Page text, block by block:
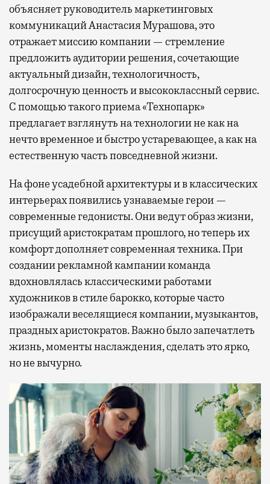
объясняет руководитель маркетинговых
коммуникаций Анастасия Мурашова, это
отражает миссию компании — стремление
предложить аудитории решения, сочетающие
актуальный дизайн, технологичность,
долгосрочную ценность и высококлассный сервис.
С помощью такого приема «Технопарк»
предлагает взглянуть на технологии не как на
нечто временное и быстро устаревающее, а как на
естественную часть повседневной жизни.
На фоне усадебной архитектуры и в классических
интерьерах появились узнаваемые герои —
современные гедонисты. Они ведут образ жизни,
присущий аристократам прошлого, но теперь их
комфорт дополняет современная техника. При
создании рекламной кампании команда
вдохновлялась классическими работами
художников в стиле барокко, которые часто
изображали веселящиеся компании, музыкантов,
праздных аристократов. Важно было запечатлеть
жизнь, моменты наслаждения, сделать это ярко,
но не вычурно.